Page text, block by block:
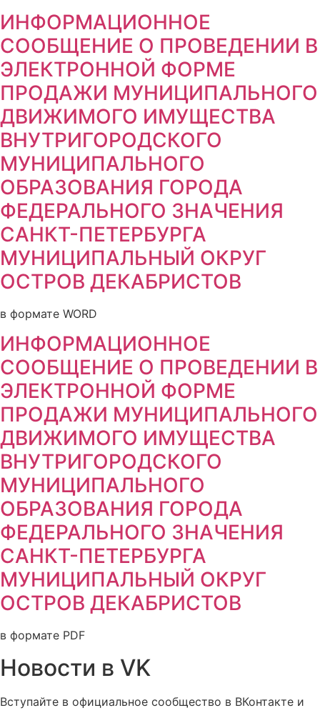
ИНФОРМАЦИОННОЕ
СООБЩЕНИЕ О ПРОВЕДЕНИИ В
ЭЛЕКТРОННОЙ ФОРМЕ
ПРОДАЖИ МУНИЦИПАЛЬНОГО
ДВИЖИМОГО ИМУЩЕСТВА
ВНУТРИГОРОДСКОГО
МУНИЦИПАЛЬНОГО
ОБРАЗОВАНИЯ ГОРОДА
ФЕДЕРАЛЬНОГО ЗНАЧЕНИЯ
САНКТ-ПЕТЕРБУРГА
МУНИЦИПАЛЬНЫЙ ОКРУГ
ОСТРОВ ДЕКАБРИСТОВ
в формате WORD
ИНФОРМАЦИОННОЕ
СООБЩЕНИЕ О ПРОВЕДЕНИИ В
ЭЛЕКТРОННОЙ ФОРМЕ
ПРОДАЖИ МУНИЦИПАЛЬНОГО
ДВИЖИМОГО ИМУЩЕСТВА
ВНУТРИГОРОДСКОГО
МУНИЦИПАЛЬНОГО
ОБРАЗОВАНИЯ ГОРОДА
ФЕДЕРАЛЬНОГО ЗНАЧЕНИЯ
САНКТ-ПЕТЕРБУРГА
МУНИЦИПАЛЬНЫЙ ОКРУГ
ОСТРОВ ДЕКАБРИСТОВ
в формате PDF
Новости в VK
Вступайте в официальное сообщество в ВКонтакте и